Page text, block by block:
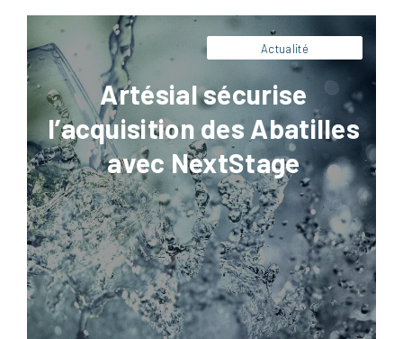
Actualité
Artésial sécurise
l’acquisition des Abatilles
avec NextStage